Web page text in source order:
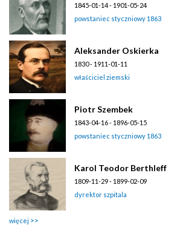
1845-01-14 - 1901-05-24
powstaniec styczniowy 1863
Aleksander Oskierka
1830 - 1911-01-11
właściciel ziemski
Piotr Szembek
1843-04-16 - 1896-05-15
powstaniec styczniowy 1863
Karol Teodor Berthleff
1809-11-29 - 1899-02-09
dyrektor szpitala
więcej